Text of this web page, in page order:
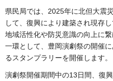
県民局では、2025年に北但大震
して、復興により建築され現存
地域活性化や防災意識の向上に
一環として、豊岡演劇祭の開催
るスタンプラリーを開催します。
演劇祭開催期間中の13日間、復